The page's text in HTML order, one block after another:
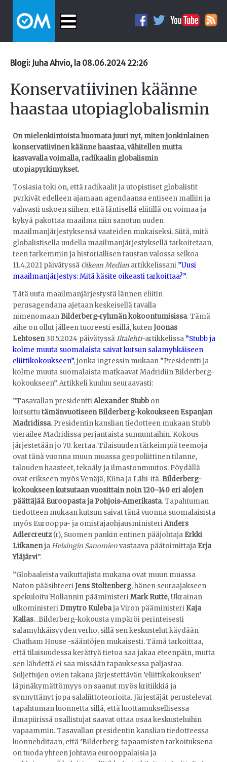
Blogi: Juha Ahvio, la 08.06.2024 22:26
Konservatiivinen käänne
haastaa utopiaglobalismin
On mielenkiintoista huomata juuri nyt, miten jonkinlainen
konservatiivinen käänne haastaa, vähitellen mutta
kasvavalla voimalla, radikaalin globalismin
utopiapyrkimykset.
Tosiasia toki on, että radikaalit ja utopistiset globalistit
pyrkivät edelleen ajamaan agendaansa entiseen malliin ja
vahvasti uskoen siihen, että läntisellä eliitillä on voimaa ja
kykyä pakottaa maailma niin sanotun uuden
maailmanjärjestyksensä vaateiden mukaiseksi. Siitä, mitä
globalistisella uudella maailmanjärjestyksellä tarkoitetaan,
teen tarkemmin ja historiallisen taustan valossa selkoa
11.4.2021 päivätyssä Oikean Median artikkelissani ”Uusi
maailmanjärjestys: Mitä käsite oikeasti tarkoittaa?”.
Tätä uuta maailmanjärjestystä lännen eliitin
perusagendana ajetaan keskeisellä tavalla
nimenomaan Bilderberg-ryhmän kokoontumisissa. Tämä
aihe on ollut jälleen tuoreesti esillä, kutenJoonas
Lehtosen30.5.2024 päivätyssäIltalehti-artikkelissa ”Stubb ja
kolme muuta suomalaista saivat kutsun salamyhkäiseen
eliittikokoukseen”, jonka ingressin mukaan ”Presidentti ja
kolme muuta suomalaista matkaavat Madridiin Bilderberg-
kokoukseen”. Artikkeli kuuluu seuraavasti:
”Tasavallan presidenttiAlexander Stubb on
kutsuttutämänvuotiseen Bilderberg-kokoukseen Espanjan
Madridissa. Presidentin kanslian tiedotteen mukaan Stubb
vierailee Madridissa perjantaista sunnuntaihin. Kokous
järjestetään jo 70. kertaa. Tilaisuuden tärkeimpiä teemoja
ovat tänä vuonna muun muassa geopoliittinen tilanne,
talouden haasteet, tekoäly ja ilmastonmuutos. Pöydällä
ovat erikseen myös Venäjä, Kiina ja Lähi-itä. Bilderberg-
kokoukseen kutsutaan vuosittain noin 120–140 eri alojen
päättäjää Euroopasta ja Pohjois-Amerikasta. Tapahtuman
tiedotteen mukaan kutsun saivat tänä vuonna suomalaisista
myös Eurooppa- ja omistajaohjausministeriAnders
Adlercreutz(r), Suomen pankin entinen pääjohtaja Erkki
LiikanenjaHelsingin Sanomienvastaava päätoimittaja Erja
Yläjärvi”.
”Globaaleista vaikuttajista mukana ovat muun muassa
Naton pääsihteeriJens Stoltenberg, hänen seuraajakseen
spekuloitu Hollannin pääministeriMark Rutte, Ukrainan
ulkoministeri Dmytro Kulebaja Viron pääministeri Kaja
Kallas…Bilderberg-kokousta ympäröi perinteisesti
salamyhkäisyyden verho, sillä sen keskustelut käydään
Chatham House -sääntöjen mukaisesti. Tämä tarkoittaa,
että tilaisuudessa kerättyä tietoa saa jakaa eteenpäin, mutta
sen lähdettä ei saa missään tapauksessa paljastaa.
Suljettujen ovien takana järjestettävän ’eliittikokouksen’
läpinäkymättömyys on saanut myös kritiikkiä ja
synnyttänyt jopa salaliittoteorioita. Järjestäjät perustelevat
tapahtuman luonnetta sillä, että luottamuksellisessa
ilmapiirissä osallistujat saavat ottaa osaa keskusteluihin
vapaammin. Tasavallan presidentin kanslian tiedotteessa
luonnehditaan, että ’Bilderberg-tapaamisten tarkoituksena
on tuoda yhteen johtavia eurooppalaisia ja